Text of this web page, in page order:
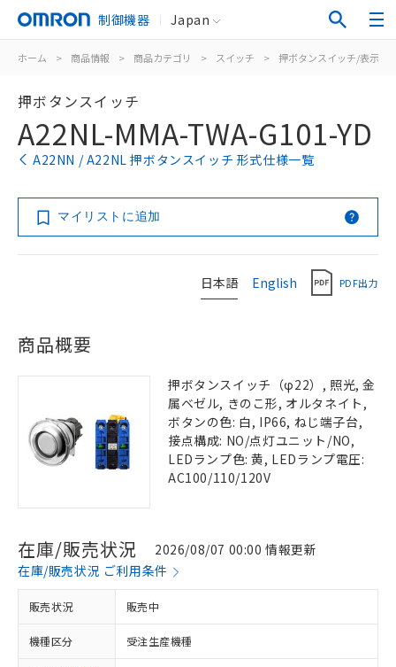
制御機器 Japan
ホーム > 商品情報 > 商品カテゴリ > スイッチ > 押ボタンスイッチ/表示灯
押ボタンスイッチ
A22NL-MMA-TWA-G101-YD
A22NN / A22NL 押ボタンスイッチ 形式仕様一覧
マイリストに追加
日本語 English PDF出力
商品概要
押ボタンスイッチ（φ22）, 照光, 金
属ベゼル, きのこ形, オルタネイト,
ボタンの色: 白, IP66, ねじ端子台,
接点構成: NO/点灯ユニット/NO,
LEDランプ色: 黄, LEDランプ電圧:
AC100/110/120V
在庫/販売状況
2026/08/07 00:00 情報更新
在庫/販売状況 ご利用条件
販売状況 販売中
機種区分 受注生産機種